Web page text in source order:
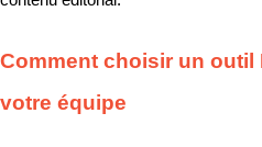
Comment choisir un outil
votre équipe